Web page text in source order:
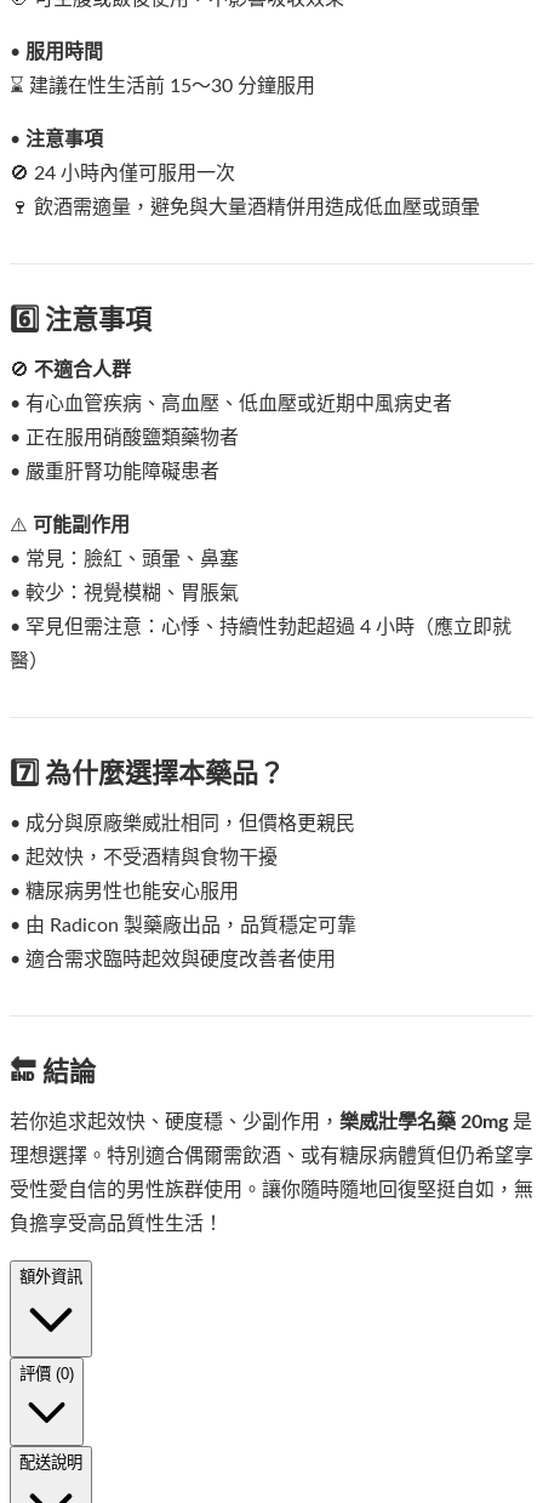
• 服用時間
⌛ 建議在性生活前 15～30 分鐘服用
• 注意事項
🚫 24 小時內僅可服用一次
🍷 飲酒需適量，避免與大量酒精併用造成低血壓或頭暈
6️⃣ 注意事項
🚫 不適合人群
• 有心血管疾病、高血壓、低血壓或近期中風病史者
• 正在服用硝酸鹽類藥物者
• 嚴重肝腎功能障礙患者
⚠️ 可能副作用
• 常見：臉紅、頭暈、鼻塞
• 較少：視覺模糊、胃脹氣
• 罕見但需注意：心悸、持續性勃起超過 4 小時（應立即就
醫）
7️⃣ 為什麼選擇本藥品？
• 成分與原廠樂威壯相同，但價格更親民
• 起效快，不受酒精與食物干擾
• 糖尿病男性也能安心服用
• 由 Radicon 製藥廠出品，品質穩定可靠
• 適合需求臨時起效與硬度改善者使用
🔚 結論
若你追求起效快、硬度穩、少副作用， 樂威壯學名藥 20mg是
理想選擇。特別適合偶爾需飲酒、或有糖尿病體質但仍希望享
受性愛自信的男性族群使用。讓你隨時隨地回復堅挺自如，無
負擔享受高品質性生活！
額外資訊
評價 (0)
配送說明